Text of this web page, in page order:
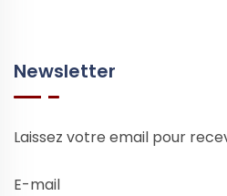
Newsletter
Laissez votre email pour
E-mail